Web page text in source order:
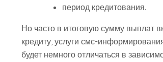
период кредитования.
Но часто в итоговую сумму выплат
кредиту, услуги смс-
будет немного отличаться в